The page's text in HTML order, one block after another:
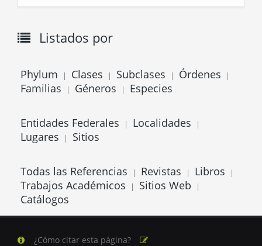
Listados por
Phylum | Clases | Subclases | Órdenes |
Familias | Géneros | Especies
Entidades Federales | Localidades |
Lugares | Sitios
Todas las Referencias | Revistas | Libros |
Trabajos Académicos | Sitios Web |
Catálogos
¿Cómo citar esta página?